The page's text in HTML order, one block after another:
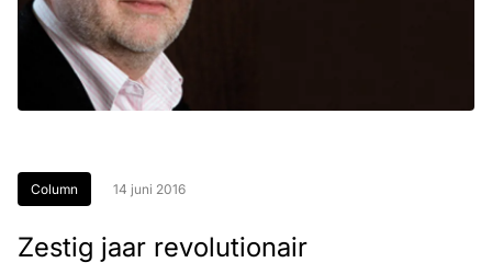
Column 14 juni 2016
Zestig jaar revolutionair